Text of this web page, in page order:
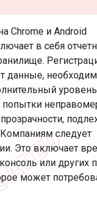
Chrome и Android
в себя
данные,
попытки
следует
Это включает
или других
может